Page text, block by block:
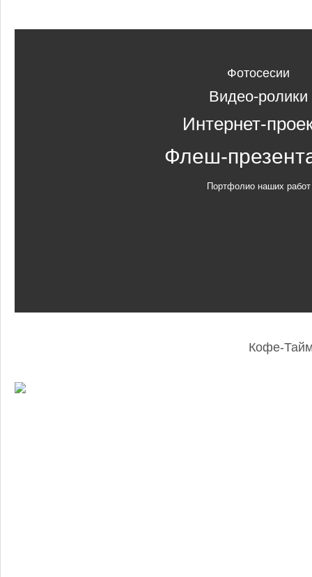
Фотосесии
Видео-ролики
Интернет-
Флеш-
Портфолио наших работ
Кофе-